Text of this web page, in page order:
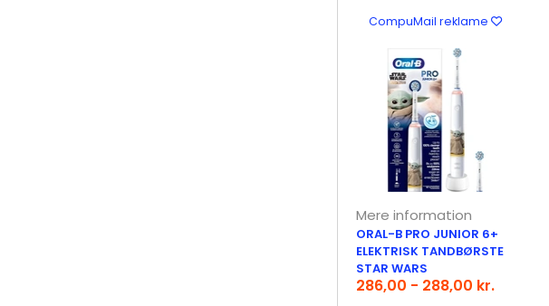
CompuMail reklame
Mere information
ORAL-B PRO JUNIOR 6+
ELEKTRISK TANDBØRSTE
STAR WARS
286,00 - 288,00 kr.